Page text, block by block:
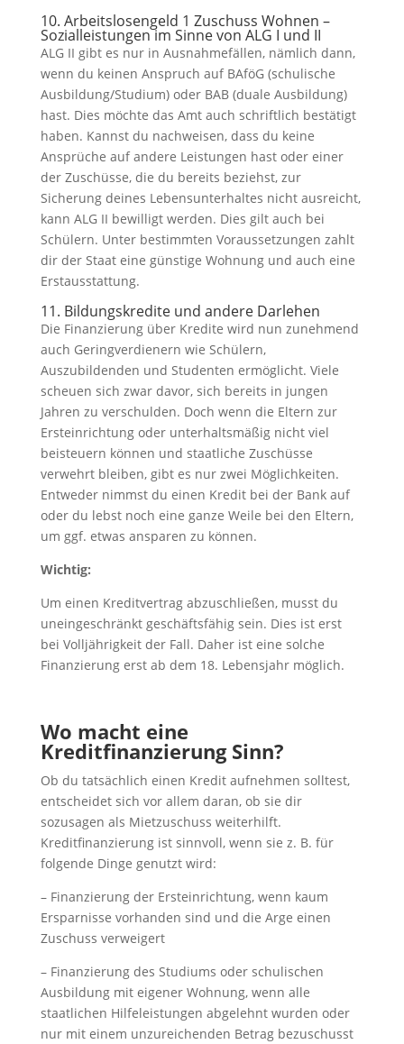
10. Arbeitslosengeld 1 Zuschuss Wohnen –
Sozialleistungen im Sinne von ALG I und II
ALG II gibt es nur in Ausnahmefällen, nämlich dann,
wenn du keinen Anspruch auf BAföG (schulische
Ausbildung/Studium) oder BAB (duale Ausbildung)
hast. Dies möchte das Amt auch schriftlich bestätigt
haben. Kannst du nachweisen, dass du keine
Ansprüche auf andere Leistungen hast oder einer
der Zuschüsse, die du bereits beziehst, zur
Sicherung deines Lebensunterhaltes nicht ausreicht,
kann ALG II bewilligt werden. Dies gilt auch bei
Schülern. Unter bestimmten Voraussetzungen zahlt
dir der Staat eine günstige Wohnung und auch eine
Erstausstattung.
11. Bildungskredite und andere Darlehen
Die Finanzierung über Kredite wird nun zunehmend
auch Geringverdienern wie Schülern,
Auszubildenden und Studenten ermöglicht. Viele
scheuen sich zwar davor, sich bereits in jungen
Jahren zu verschulden. Doch wenn die Eltern zur
Ersteinrichtung oder unterhaltsmäßig nicht viel
beisteuern können und staatliche Zuschüsse
verwehrt bleiben, gibt es nur zwei Möglichkeiten.
Entweder nimmst du einen Kredit bei der Bank auf
oder du lebst noch eine ganze Weile bei den Eltern,
um ggf. etwas ansparen zu können.
Wichtig:
Um einen Kreditvertrag abzuschließen, musst du
uneingeschränkt geschäftsfähig sein. Dies ist erst
bei Volljährigkeit der Fall. Daher ist eine solche
Finanzierung erst ab dem 18. Lebensjahr möglich.
Wo macht eine
Kreditfinanzierung Sinn?
Ob du tatsächlich einen Kredit aufnehmen solltest,
entscheidet sich vor allem daran, ob sie dir
sozusagen als Mietzuschuss weiterhilft.
Kreditfinanzierung ist sinnvoll, wenn sie z. B. für
folgende Dinge genutzt wird:
– Finanzierung der Ersteinrichtung, wenn kaum
Ersparnisse vorhanden sind und die Arge einen
Zuschuss verweigert
– Finanzierung des Studiums oder schulischen
Ausbildung mit eigener Wohnung, wenn alle
staatlichen Hilfeleistungen abgelehnt wurden oder
nur mit einem unzureichenden Betrag bezuschusst